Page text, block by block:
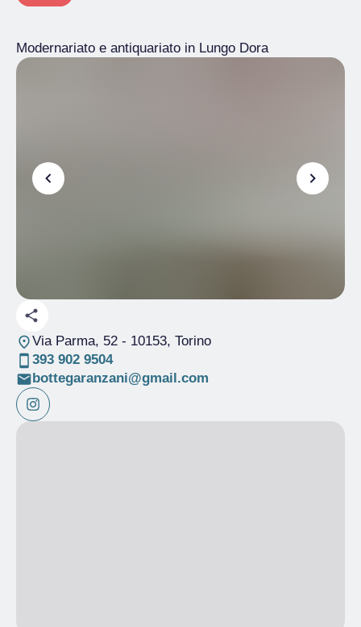
Modernariato e antiquariato in Lungo Dora
Via Parma, 52- 10153, Torino
393 902 9504
bottegaranzani@gmail.com